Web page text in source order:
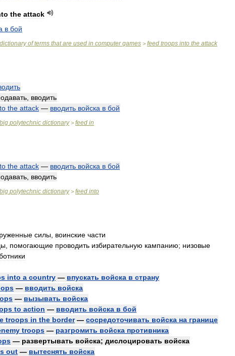
the attack
в бой
dictionary of terms that are used in computer games > feed troops into the attack
вводить
the attack — вводить войска в бой
big polytechnic dictionary> feed in
the attack — вводить войска в бой
вводить
big polytechnic dictionary> feed into
силы воинские части
помогающие проводить избирательную кампанию; низовые
into a country — впускать войска в страну
— вводить войска
— вызывать войска
to action — вводить войска в бой
troops in the border— сосредоточивать войска на границе
troops — разгромить войска противника
— развертывать войска; дислоцировать войска
out — вытеснять войска